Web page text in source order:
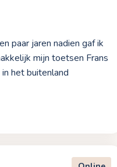
paar jaren nadien gaf ik
mijn toetsen Frans
het buitenland